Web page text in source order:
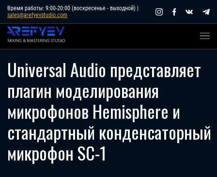
Skip
content
Время работы: 9:00-20:00 (воскресенье - выходной) |
sales@arefyevstudio.com
Universal Audio представляет
плагин моделирования
микрофонов Hemisphere и
стандартный конденсаторный
микрофон SC-1